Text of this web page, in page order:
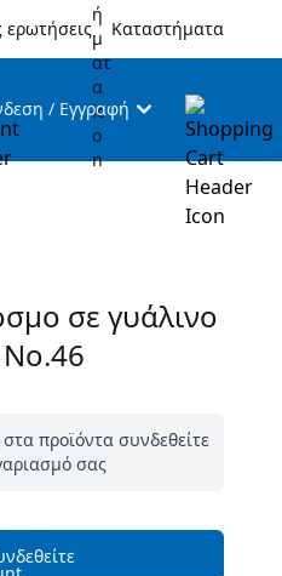
ερωτήσεις Καταστήματα
/ Εγγραφή
σε γυάλινο
στα προϊόντα συνδεθείτε
σας